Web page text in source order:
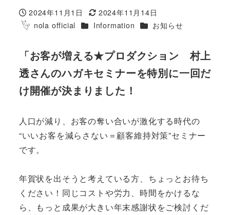
投稿日
2024年11月1日
更新日
2024年11月14日
著
nola official カテゴリー
Information カテゴリー
お知らせ
「お客が増える★プロダクション 村上
透さんのハガキセミナーを特別に一回だ
け開催が決まりました！
人口が減り、お客の奪い合いが激化する時代の
“いいお客を減らさない＝顧客維持対策”セミナー
です。
年賀状を出そうと考えている方、ちょっとお待ち
ください！同じコストや労力、時間をかけるな
ら、もっと成果が大きい年末感謝状をご検討くだ